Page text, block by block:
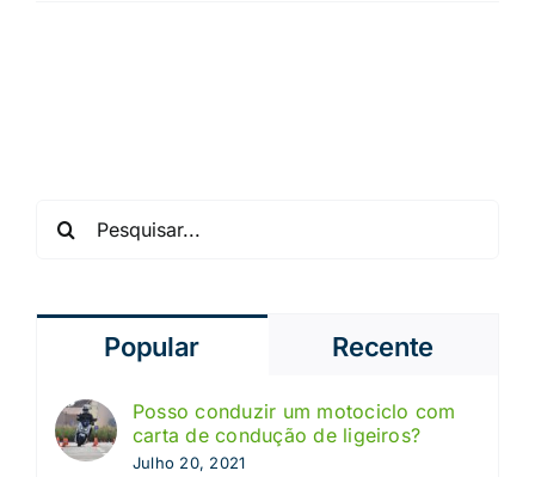
Popular Recente
Posso conduzir um motociclo com
carta de condução de ligeiros?
Julho 20, 2021